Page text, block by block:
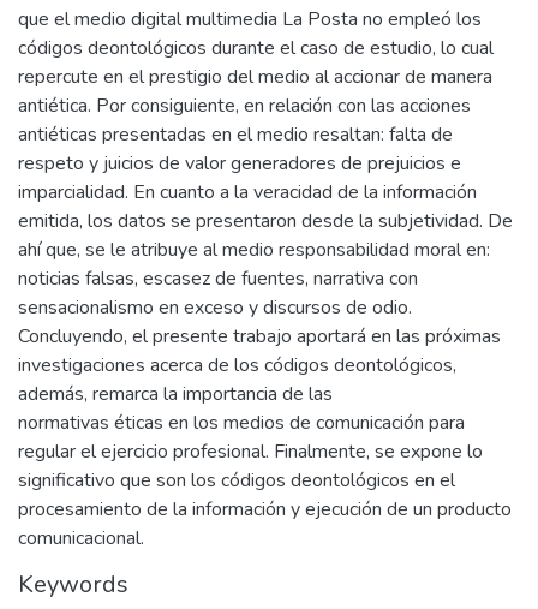
que el medio digital multimedia La Posta no empleó los
códigos deontológicos durante el caso de estudio, lo cual
repercute en el prestigio del medio al accionar de manera
antiética. Por consiguiente, en relación con las acciones
antiéticas presentadas en el medio resaltan: falta de
respeto y juicios de valor generadores de prejuicios e
imparcialidad. En cuanto a la veracidad de la información
emitida, los datos se presentaron desde la subjetividad. De
ahí que, se le atribuye al medio responsabilidad moral en:
noticias falsas, escasez de fuentes, narrativa con
sensacionalismo en exceso y discursos de odio.
Concluyendo, el presente trabajo aportará en las próximas
investigaciones acerca de los códigos deontológicos,
además, remarca la importancia de las
normativas éticas en los medios de comunicación para
regular el ejercicio profesional. Finalmente, se expone lo
significativo que son los códigos deontológicos en el
procesamiento de la información y ejecución de un producto
comunicacional.
Keywords